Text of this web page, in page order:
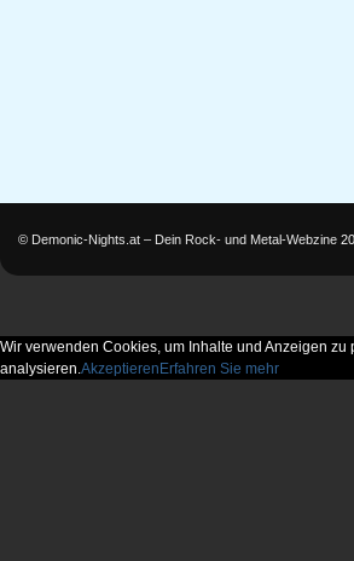
© Demonic-Nights.at – Dein Rock- und Metal-Webzine
Wir verwenden Cookies, um Inhalte und Anzeigen
analysieren.Akzeptieren Erfahren Sie mehr